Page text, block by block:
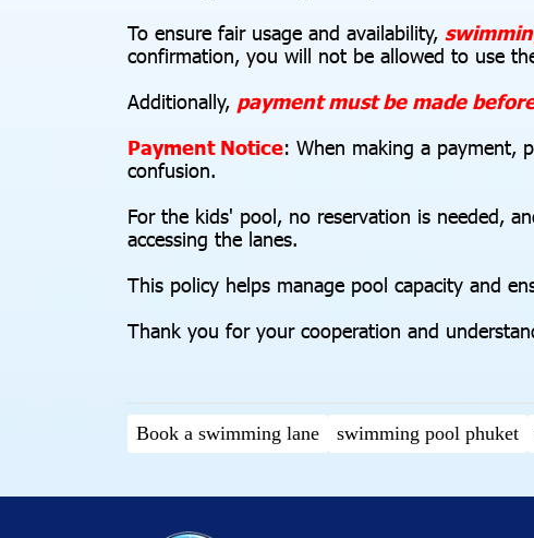
To ensure fair usage and availability, sw
confirmation, you will not be allowed to use
Additionally, payment must be made
Payment Notice: When making a payment,
confusion.
For the kids' pool, no reservation is needed,
accessing the lanes.
This policy helps manage pool capacity and
Thank you for your cooperation and
Book a swimming lane swimming pool phuket